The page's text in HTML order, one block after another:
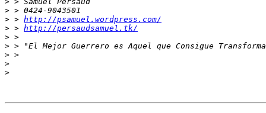
>
> > http://psamuel.wordpress.com/
> > http://persaudsamuel.tk/
>
>
>
>
>